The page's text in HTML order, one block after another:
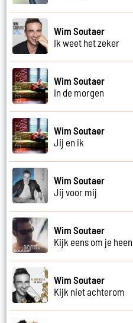
Wim Soutaer
Ik weet het zeker
Wim Soutaer
In de morgen
Wim Soutaer
Jij en ik
Wim Soutaer
Jij voor mij
Wim Soutaer
Kijk eens om je heen
Wim Soutaer
Kijk niet achterom